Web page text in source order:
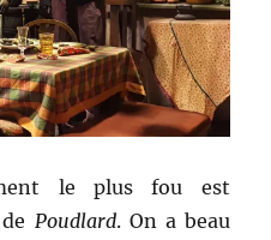
le plus fou est
Poudlard. On a beau